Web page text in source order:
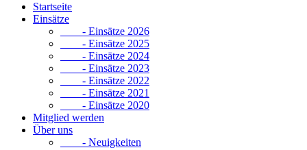
Startseite
Einsätze
- Einsätze 2026
- Einsätze 2025
- Einsätze 2024
- Einsätze 2023
- Einsätze 2022
- Einsätze 2021
- Einsätze 2020
Mitglied werden
Über uns
- Neuigkeiten